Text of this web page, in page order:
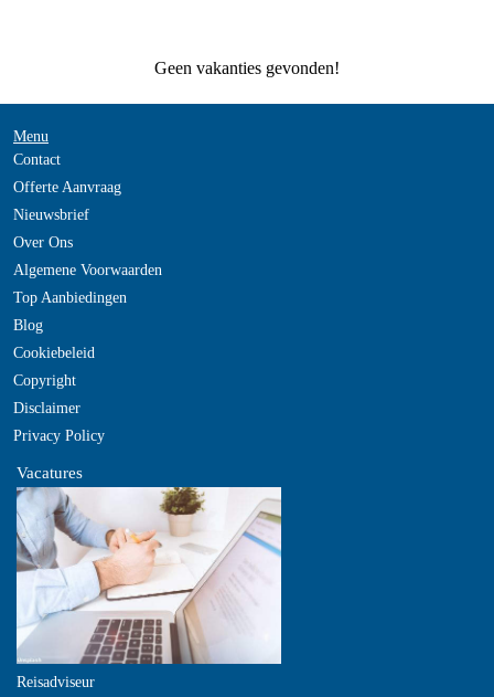
Geen vakanties gevonden!
Menu
Contact
Offerte Aanvraag
Nieuwsbrief
Over Ons
Algemene Voorwaarden
Top Aanbiedingen
Blog
Cookiebeleid
Copyright
Disclaimer
Privacy Policy
Vacatures
Reisadviseur